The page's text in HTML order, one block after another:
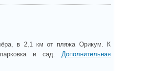
в 2,1 км от пляжа Орикум. К
парковка и сад. Дополнительная